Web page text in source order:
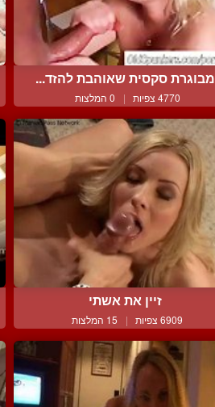
מבוגרת סקסית שאוהבת להזד...
4770 צפיות | 0 המלצות
זיין את אשתי
6909 צפיות | 15 המלצות